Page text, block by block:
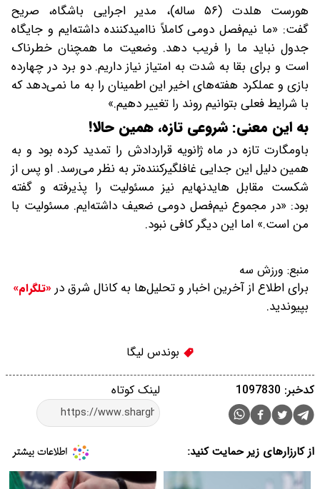
هورست هلدت (۵۶ ساله)، مدیر اجرایی باشگاه، صریح
گفت: «ما نیم‌فصل دومی کاملاً ناامیدکننده داشته‌ایم و جایگاه
جدول نباید ما را فریب دهد. وضعیت ما همچنان خطرناک
است و برای بقا به شدت به امتیاز نیاز داریم. دو برد در چهارده
بازی و عملکرد هفته‌های اخیر این اطمینان را به ما نمی‌دهد که
با شرایط فعلی بتوانیم روند را تغییر دهیم.»
به این معنی: شروعی تازه، همین حالا!
باومگارت تازه در ماه ژانویه قراردادش را تمدید کرده بود و به
همین دلیل این جدایی غافلگیرکننده‌تر به نظر می‌رسد. او پس از
شکست مقابل هایدنهایم نیز مسئولیت را پذیرفته و گفته
بود: «در مجموع نیم‌فصل دومی ضعیف داشته‌ایم. مسئولیت با
من است.» اما این دیگر کافی نبود.
منبع: ورزش سه
برای اطلاع از آخرین اخبار و تحلیل‌ها به کانال شرق در «تلگرام»
بپیوندید.
بوندس لیگا
لینک کوتاه کدخبر: 1097830
از کارزارهای زیر حمایت کنید: